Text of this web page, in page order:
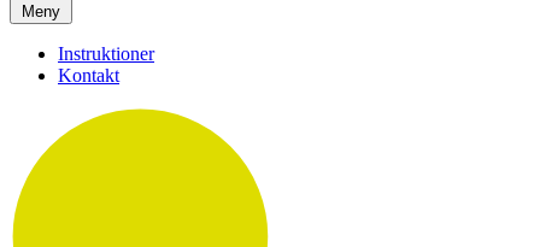
Meny
Instruktioner
Kontakt